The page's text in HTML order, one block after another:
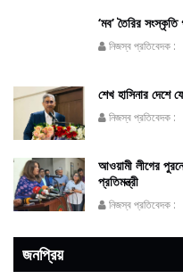
‘মব’ তৈরির
নিজস্ব প্রতিবেদক :
শেখ হাসিনার দেশে
নিজস্ব প্রতিবেদক :
আওয়ামী লীগের পুরনো
প্রতিমন্ত্রী
নিজস্ব প্রতিবেদক :
জনপ্রিয়